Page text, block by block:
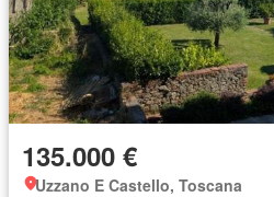
135.000 €
Uzzano E Castello, Toscana